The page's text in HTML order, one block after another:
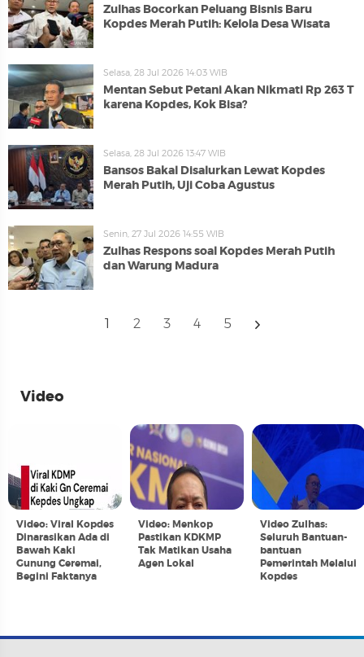
Zulhas Bocorkan Peluang Bisnis Baru
Kopdes Merah Putih: Kelola Desa Wisata
Selasa, 28 Jul 2026 14:03 WIB
Mentan Sebut Petani Akan Nikmati Rp 263 T
karena Kopdes, Kok Bisa?
Selasa, 28 Jul 2026 13:47 WIB
Bansos Bakal Disalurkan Lewat Kopdes
Merah Putih, Uji Coba Agustus
Senin, 27 Jul 2026 14:55 WIB
Zulhas Respons soal Kopdes Merah Putih
dan Warung Madura
1 2 3 4 5
Video
Video: Viral Kopdes
Dinarasikan Ada di
Bawah Kaki
Gunung Ceremai,
Begini Faktanya
Video: Menkop
Pastikan KDKMP
Tak Matikan Usaha
Agen Lokal
Video Zulhas:
Seluruh Bantuan-
bantuan
Pemerintah Melalui
Kopdes